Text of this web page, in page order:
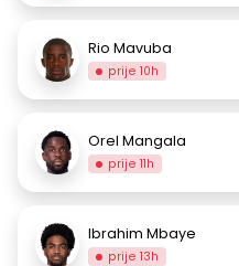
Rio Mavuba
prije 10h
Orel Mangala
prije 11h
Ibrahim Mbaye
prije 13h